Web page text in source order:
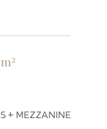
+ MEZZANINE